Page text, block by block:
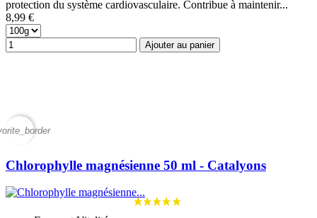
protection du système cardiovasculaire. Contribue à maintenir...
8,99 €
Ajouter au panier
Chlorophylle magnésienne 50 ml - Catalyons